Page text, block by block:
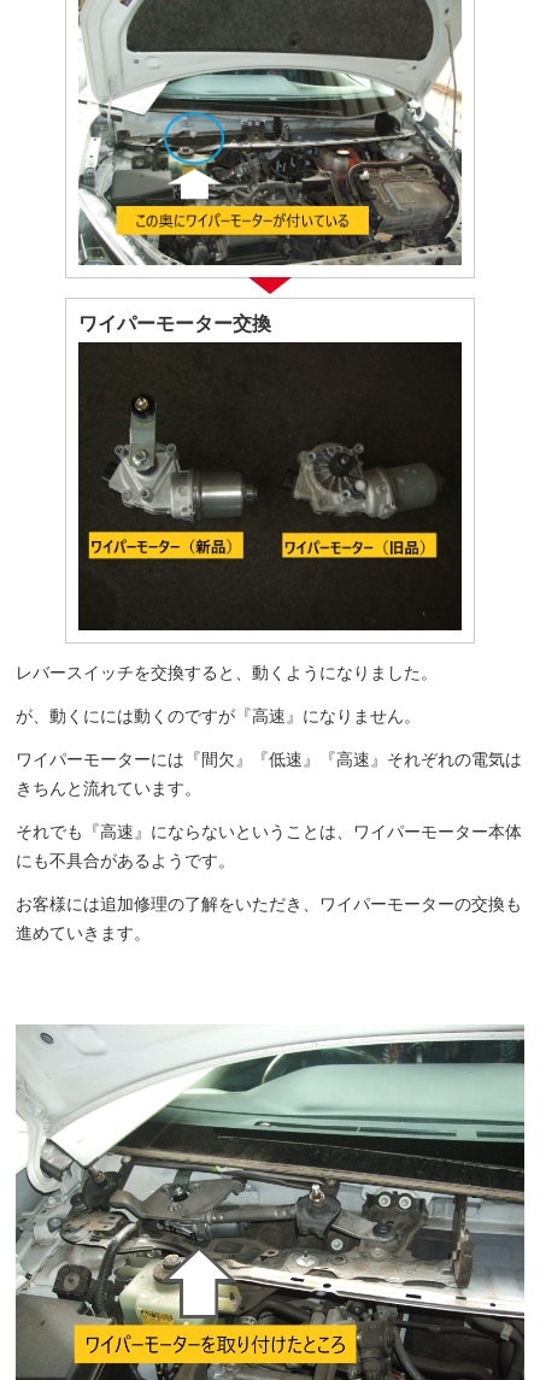
ワイパーモーター交換
レバースイッチを交換すると、動くようになりました。
が、動くにには動くのですが『高速』になりません。
ワイパーモーターには『間欠』『低速』『高速』それぞれの電気は
きちんと流れています。
それでも『高速』にならないということは、ワイパーモーター本体
にも不具合があるようです。
お客様には追加修理の了解をいただき、ワイパーモーターの交換も
進めていきます。